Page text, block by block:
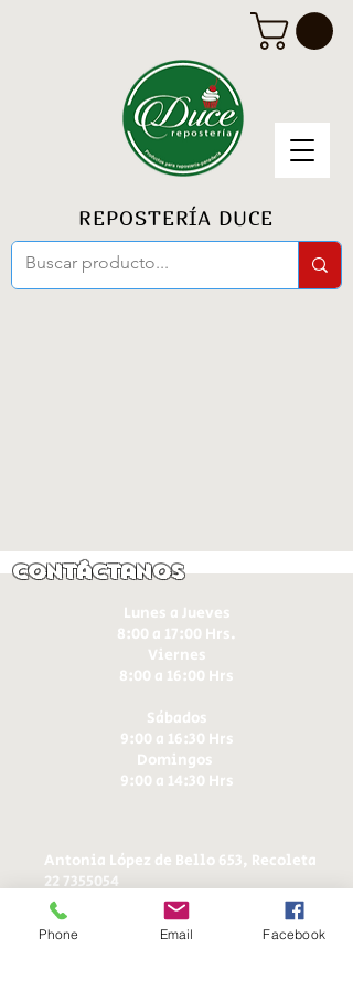
REPOSTERÍA DUCE
Contáctanos
Lunes a Jueves
8:00 a 17:00 Hrs.
Viernes
8:00 a 16:00 Hrs​
Sábados
9:00 a 16:30 Hrs
Domingos
9:00 a 14:30 Hrs
Antonia López de Bello 653, Recoleta
22 7355054
22 7375725
+56 9 75224598
ducereposteria@gmail.com
Phone Email Facebook